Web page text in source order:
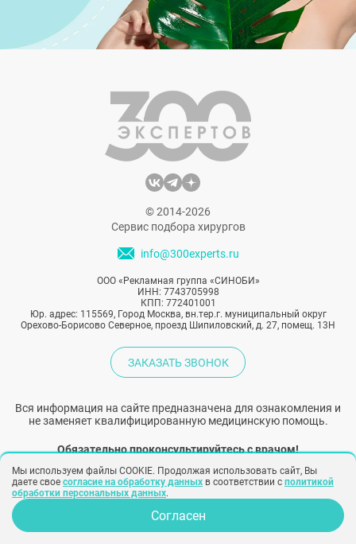
© 2014-2026
Сервис подбора хирургов
info@300experts.ru
ООО «Рекламная группа «СИНОБИ»
ИНН: 7743705998
КПП: 772401001
Юр. адрес: 115569, Город Москва, вн.тер.г. муниципальный округ
Орехово-Борисово Северное, проезд Шипиловский, д. 27, помещ. 13Н
ЗАКАЗАТЬ ЗВОНОК
Вся информация на сайте предназначена для ознакомления и
не заменяет квалифицированную медицинскую помощь.
Обязательно проконсультируйтесь с врачом!
Народный рейтинг хирургов
Политика конфиденциальности Согласие на обработку персональных
Мы используем файлы COOKIE. Продолжая использовать сайт, Вы
даете свое согласие на обработку данных в соответствии с политикой
обработки персональных данных.
Согласен
Опрос для врачей